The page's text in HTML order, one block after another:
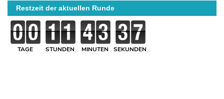
Restzeit der aktuellen Runde
TAGE STUNDEN MINUTEN SEKUNDEN